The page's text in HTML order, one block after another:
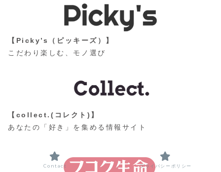
【Picky’s（ピッキーズ）】
こだわり楽しむ、モノ選び
【collect.(コレクト)】
あなたの「好き」を集める情報サイト
Contact プライバシーポリシー